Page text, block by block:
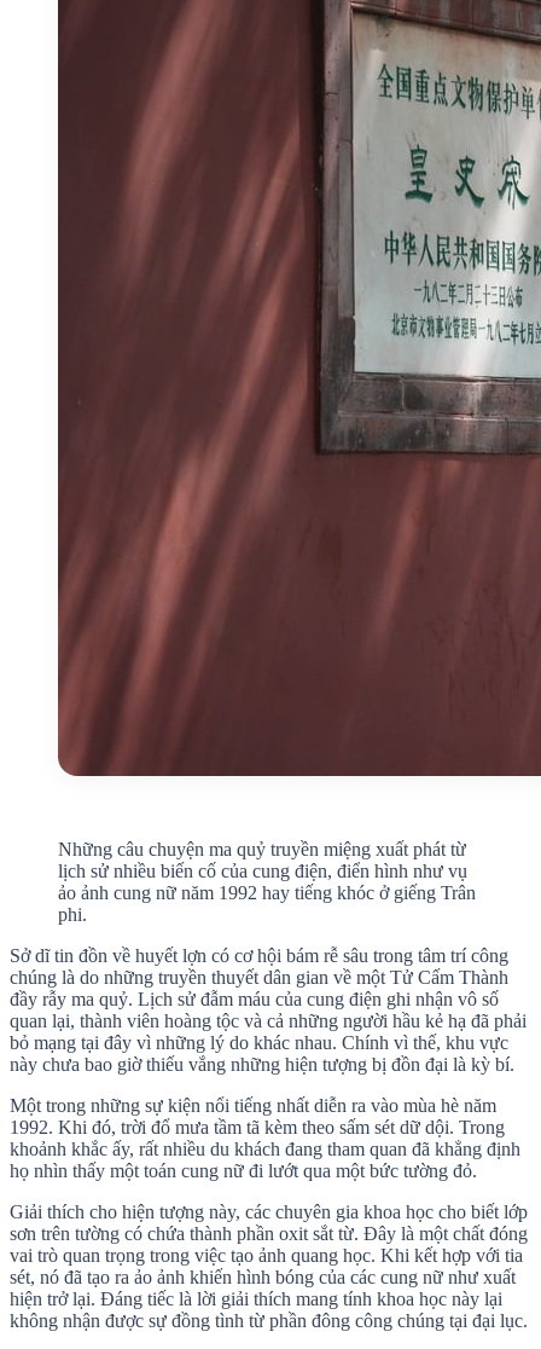
Những câu chuyện ma quỷ truyền miệng xuất phát từ
lịch sử nhiều biến cố của cung điện, điển hình như vụ
ảo ảnh cung nữ năm 1992 hay tiếng khóc ở giếng Trân
phi.
Sở dĩ tin đồn về huyết lợn có cơ hội bám rễ sâu trong tâm trí công
chúng là do những truyền thuyết dân gian về một Tử Cấm Thành
đầy rẫy ma quỷ. Lịch sử đẫm máu của cung điện ghi nhận vô số
quan lại, thành viên hoàng tộc và cả những người hầu kẻ hạ đã phải
bỏ mạng tại đây vì những lý do khác nhau. Chính vì thế, khu vực
này chưa bao giờ thiếu vắng những hiện tượng bị đồn đại là kỳ bí.
Một trong những sự kiện nổi tiếng nhất diễn ra vào mùa hè năm
1992. Khi đó, trời đổ mưa tầm tã kèm theo sấm sét dữ dội. Trong
khoảnh khắc ấy, rất nhiều du khách đang tham quan đã khẳng định
họ nhìn thấy một toán cung nữ đi lướt qua một bức tường đỏ.
Giải thích cho hiện tượng này, các chuyên gia khoa học cho biết lớp
sơn trên tường có chứa thành phần oxit sắt từ. Đây là một chất đóng
vai trò quan trọng trong việc tạo ảnh quang học. Khi kết hợp với tia
sét, nó đã tạo ra ảo ảnh khiến hình bóng của các cung nữ như xuất
hiện trở lại. Đáng tiếc là lời giải thích mang tính khoa học này lại
không nhận được sự đồng tình từ phần đông công chúng tại đại lục.